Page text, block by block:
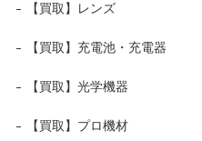
【買取】レンズ
【買取】充電池・充電器
【買取】光学機器
【買取】プロ機材